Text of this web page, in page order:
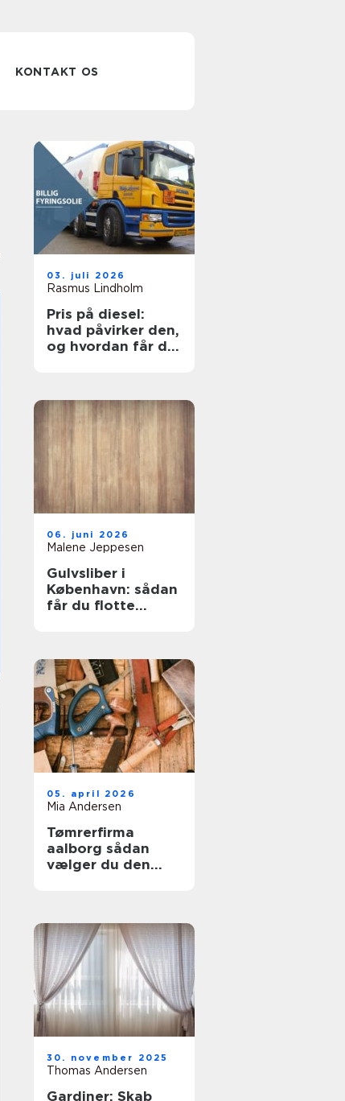
KONTAKT OS
03. juli 2026
Rasmus Lindholm
Pris på diesel:
hvad påvirker den,
og hvordan får du
06. juni 2026
Malene Jeppesen
Gulvsliber i
København: sådan
får du flotte
05. april 2026
Mia Andersen
Tømrerfirma
aalborg sådan
vælger du den
30. november 2025
Thomas Andersen
Gardiner: Skab